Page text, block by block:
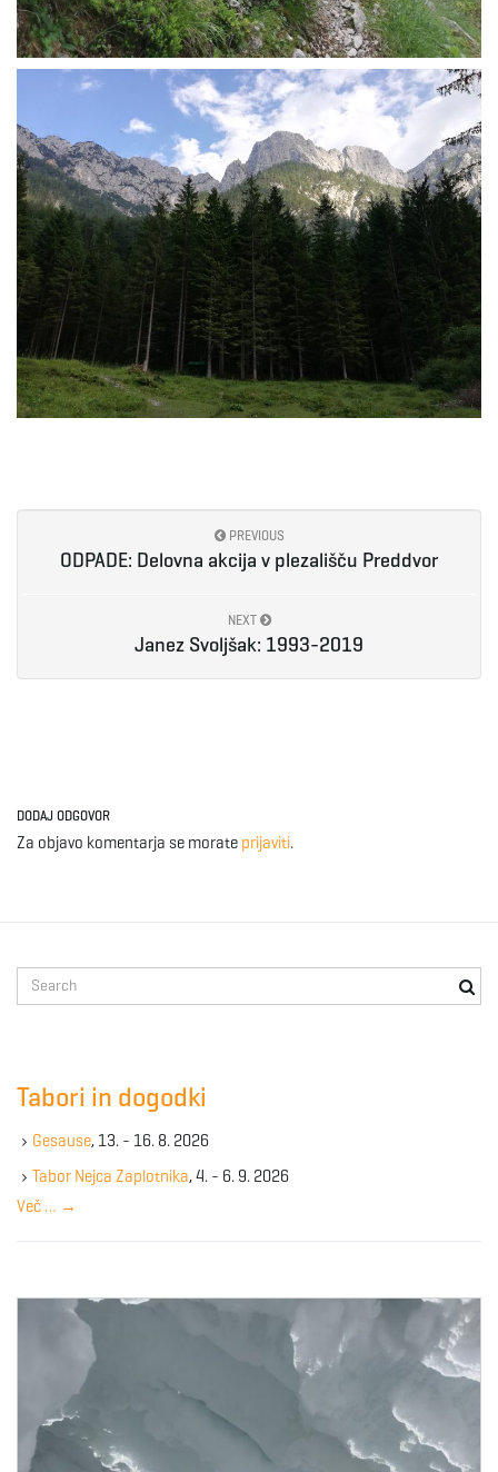
PREVIOUS
ODPADE: Delovna akcija v plezališču Preddvor
NEXT
Janez Svoljšak: 1993-2019
DODAJ ODGOVOR
Za objavo komentarja se morate prijaviti.
e
e
y
w
r
Tabori in dogodki
Gesause, 13. - 16. 8. 2026
Tabor Nejca Zaplotnika, 4. - 6. 9. 2026
Več … →